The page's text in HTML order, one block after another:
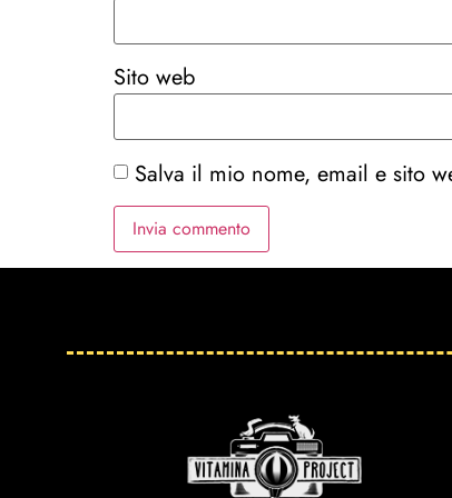
Sito web
Salva il mio nome, email e sito